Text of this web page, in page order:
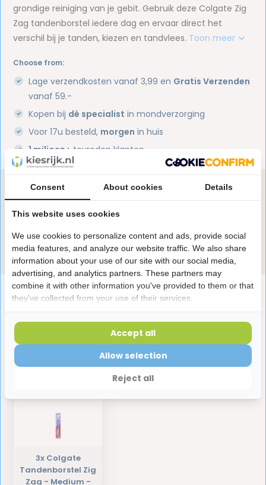
grondige reiniging van je gebit. Gebruik deze Colgate Zig
Zag tandenborstel iedere dag en ervaar direct het
verschil bij je tanden, kiezen en tandvlees. Toon meer
Choose from:
Lage verzendkosten vanaf 3,99 en Gratis Verzenden
vanaf 59.-
Kopen bij dé specialist in mondverzorging
Voor 17u besteld, morgen in huis
1 miljoen+ tevreden klanten
Productomschrijving
Reviews
Heb je een vraag over dit product?
in de chat of stuur een e-mail.
Stuur e-mail
Laatst bekeken producten
3x Colgate
Tandenborstel Zig
Zag - Medium -
Consent About cookies Details
This website uses cookies
We use cookies to personalize content and ads, provide social
media features, and analyze our website traffic. We also share
information about your use of our site with our social media,
advertising, and analytics partners. These partners may
combine it with other information you've provided to them or that
they've collected from your use of their services.
Reject all
Allow selection
Accept all